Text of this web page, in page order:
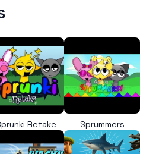
Retake Sprummers